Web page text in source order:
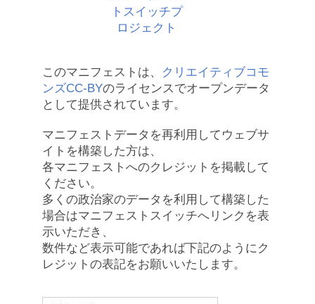
このマニフェストは、
クリエイティブコモ
ンズCC-BYのライセンスでオープンデータ
として提供されています。
マニフェストデータを再利用してウェブサ
イトを構築した方は、
各マニフェストへのクレジットを掲載して
ください。
多くの政治家のデータを利用して構築した
場合はマニフェストスイッチへリンクを表
示いただき、
数件など表示可能であれば下記のようにク
レジットの表記をお願いいたします。